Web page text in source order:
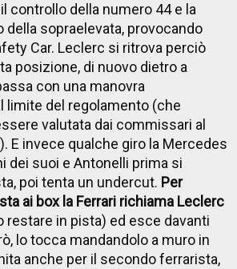
controllo della numero 44 e la
della sopraelevata, provocando
Car. Leclerc si ritrova perciò
posizione, di nuovo dietro a
con una manovra
limite del regolamento (che
valutata dai commissari al
E invece qualche giro la Mercedes
dei suoi e Antonelli prima si
poi tenta un undercut. Per
ai box la Ferrari richiama Leclerc
restare in pista) ed esce davanti
lo tocca mandandolo a muro in
anche per il secondo ferrarista,